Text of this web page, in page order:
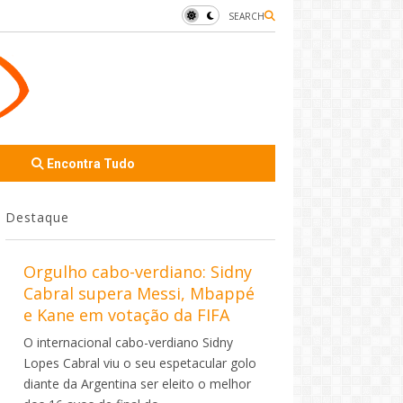
SEARCH
Encontra Tudo
Destaque
Orgulho cabo-verdiano: Sidny
Cabral supera Messi, Mbappé
e Kane em votação da FIFA
O internacional cabo-verdiano Sidny
Lopes Cabral viu o seu espetacular golo
diante da Argentina ser eleito o melhor